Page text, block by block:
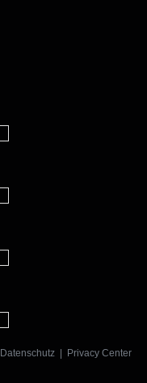
Datenschutz | Privacy Center